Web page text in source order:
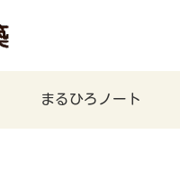
まるひろノート